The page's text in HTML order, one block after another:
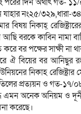
পরের দিন অর্থাৎ গত-
যাহার নং২৫/
বিষয় নিকাহ্
আছি বরকে কাবিন
করে বর পক্ষের সাক্ষী না
করে ঐ বিয়ের বর
নিকাহ
প্রত্যয়ন ও গত-১৭/০৮/
এমন অনেক অনিয়ম ও
করেছে।